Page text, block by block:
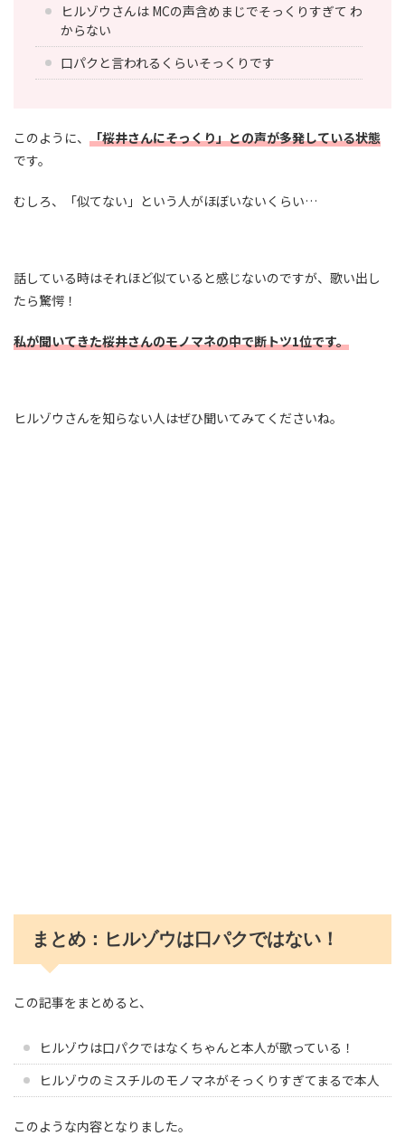
ヒルゾウさんは MCの声含めまじでそっくりすぎて わ
からない
口パクと言われるくらいそっくりです
このように、 「桜井さんにそっくり」との声が多発している状態
です。
むしろ、「似てない」という人がほぼいないくらい…
話している時はそれほど似ていると感じないのですが、歌い出し
たら驚愕！
私が聞いてきた桜井さんのモノマネの中で断トツ1位です。
ヒルゾウさんを知らない人はぜひ聞いてみてくださいね。
まとめ：ヒルゾウは口パクではない！
この記事をまとめると、
ヒルゾウは口パクではなくちゃんと本人が歌っている！
ヒルゾウのミスチルのモノマネがそっくりすぎてまるで本人
このような内容となりました。